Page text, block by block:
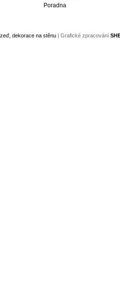
Poradna
dekorace na stěnu | Grafické zpracování